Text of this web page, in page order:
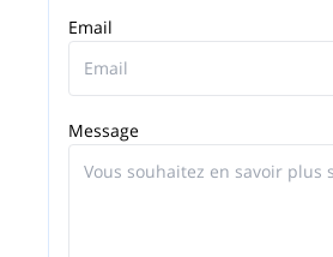
Email
Message